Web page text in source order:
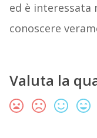
ed è interessata
conoscere
Valuta la